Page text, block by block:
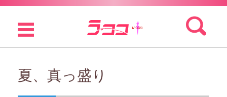
検索:
コンテンツに移動
夏、真っ盛り